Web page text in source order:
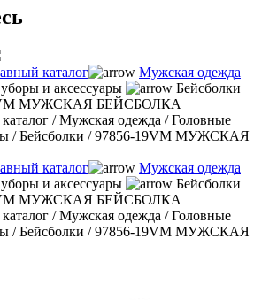
каталог
Мужская одежда
и аксессуары
Бейсболки
МУЖСКАЯ БЕЙСБОЛКА
/Мужская одежда /Головные
/Бейсболки /97856-19VM МУЖСКАЯ
каталог
Мужская одежда
и аксессуары
Бейсболки
МУЖСКАЯ БЕЙСБОЛКА
/Мужская одежда /Головные
/Бейсболки /97856-19VM МУЖСКАЯ